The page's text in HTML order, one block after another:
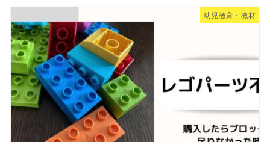
幼児教育・教材